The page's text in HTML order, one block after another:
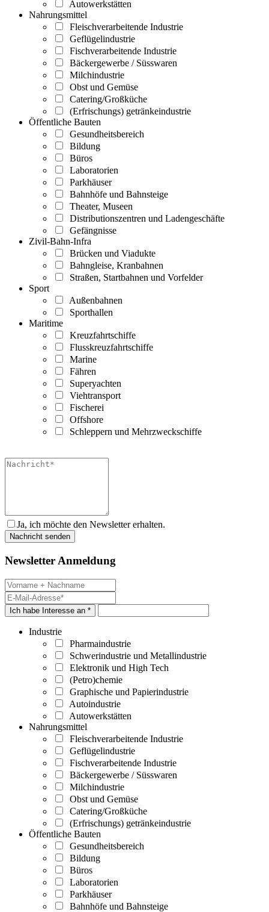
Autowerkstätten
Nahrungsmittel
Fleischverarbeitende Industrie
Geflügelindustrie
Fischverarbeitende Industrie
Bäckergewerbe / Süsswaren
Milchindustrie
Obst und Gemüse
Catering/Großküche
(Erfrischungs) getränkeindustrie
Öffentliche Bauten
Gesundheitsbereich
Bildung
Büros
Laboratorien
Parkhäuser
Bahnhöfe und Bahnsteige
Theater, Museen
Distributionszentren und Ladengeschäfte
Gefängnisse
Zivil-Bahn-Infra
Brücken und Viadukte
Bahngleise, Kranbahnen
Straßen, Startbahnen und Vorfelder
Sport
Außenbahnen
Sporthallen
Maritime
Kreuzfahrtschiffe
Flusskreuzfahrtschiffe
Marine
Fähren
Superyachten
Viehtransport
Fischerei
Offshore
Schleppern und Mehrzweckschiffe
Ja, ich möchte den Newsletter erhalten.
Newsletter Anmeldung
Ich habe Interesse an *
Industrie
Pharmaindustrie
Schwerindustrie und Metallindustrie
Elektronik und High Tech
(Petro)chemie
Graphische und Papierindustrie
Autoindustrie
Autowerkstätten
Nahrungsmittel
Fleischverarbeitende Industrie
Geflügelindustrie
Fischverarbeitende Industrie
Bäckergewerbe / Süsswaren
Milchindustrie
Obst und Gemüse
Catering/Großküche
(Erfrischungs) getränkeindustrie
Öffentliche Bauten
Gesundheitsbereich
Bildung
Büros
Laboratorien
Parkhäuser
Bahnhöfe und Bahnsteige